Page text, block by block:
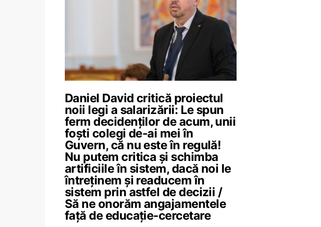
Daniel David critică proiectul
noii legi a salarizării: Le spun
ferm decidenților de acum, unii
foști colegi de-ai mei în
Guvern, că nu este în regulă!
Nu putem critica și schimba
artificiile în sistem, dacă noi le
întreținem și readucem în
sistem prin astfel de decizii /
Să ne onorăm angajamentele
față de educație-cercetare